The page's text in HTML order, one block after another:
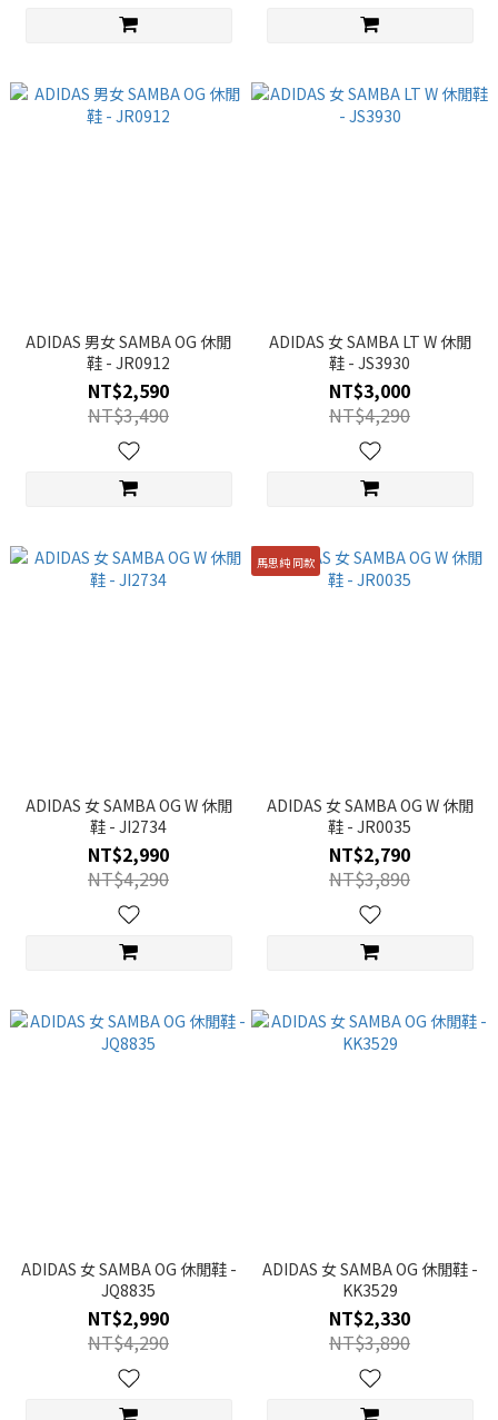
ADIDAS 男女 SAMBA OG 休閒
鞋 - JR0912
NT$2,590
NT$3,490
ADIDAS 女 SAMBA LT W 休閒
鞋 - JS3930
NT$3,000
NT$4,290
ADIDAS 女 SAMBA OG W 休閒
鞋 - JI2734
NT$2,990
NT$4,290
馬思純 同款
ADIDAS 女 SAMBA OG W 休閒
鞋 - JR0035
NT$2,790
NT$3,890
ADIDAS 女 SAMBA OG 休閒鞋 -
JQ8835
NT$2,990
NT$4,290
ADIDAS 女 SAMBA OG 休閒鞋 -
KK3529
NT$2,330
NT$3,890